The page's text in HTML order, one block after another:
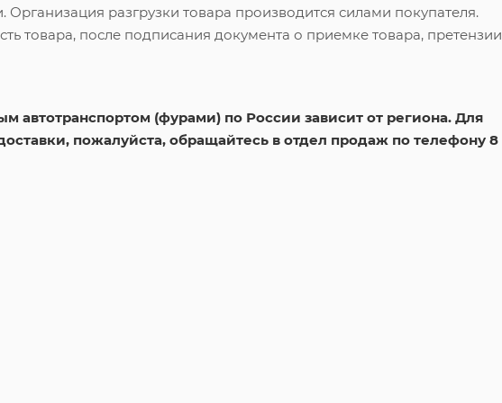
Организация разгрузки товара производится силами покупателя.
товара, после подписания документа о приемке товара,
автотранспортом (фурами) по России зависит от региона. Для
пожалуйста, обращайтесь в отдел продаж по телефону 8